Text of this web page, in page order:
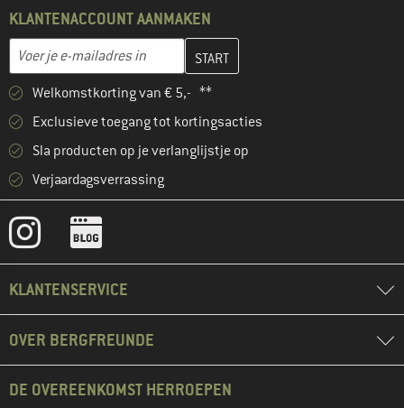
KLANTENACCOUNT AANMAKEN
E-mailadres
Vul je e-mailadres hier in en maak in de volgende stap je
Welkomstkorting van € 5,- **
Exclusieve toegang tot kortingsacties
Sla producten op je verlanglijstje op
Verjaardagsverrassing
KLANTENSERVICE
OVER BERGFREUNDE
DE OVEREENKOMST HERROEPEN